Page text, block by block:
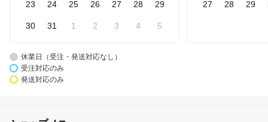
23 24 25 26 27 28 29
30 31 1 2 3 4 5
27 28 29
休業日（受注・発送対応なし）
受注対応のみ
発送対応のみ